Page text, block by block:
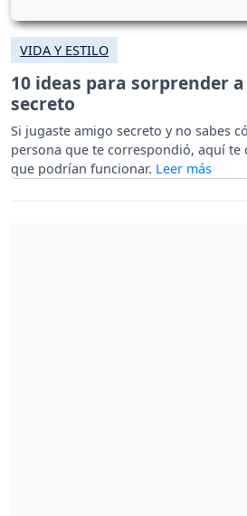
VIDA Y ESTILO
10 ideas para sorprender
secreto
Si jugaste amigo secreto y no sabes
persona que te correspondió, aquí te
que podrían funcionar.